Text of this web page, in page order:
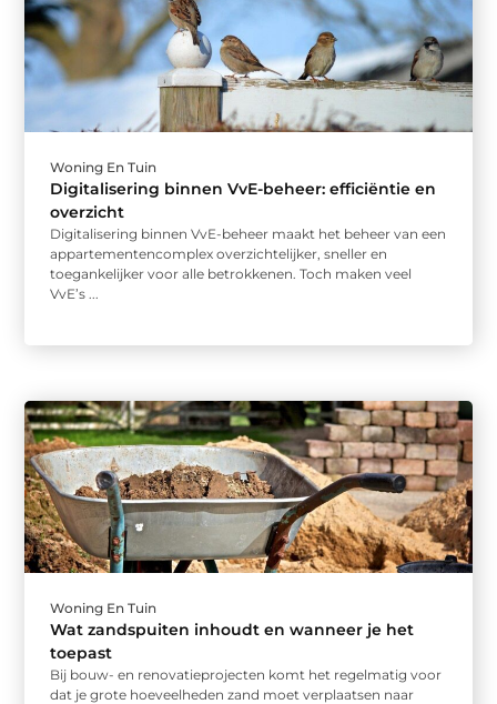
Woning En Tuin
Digitalisering binnen VvE-beheer: efficiëntie en
overzicht
Digitalisering binnen VvE-beheer maakt het beheer van een
appartementencomplex overzichtelijker, sneller en
toegankelijker voor alle betrokkenen. Toch maken veel
VvE’s ...
Woning En Tuin
Wat zandspuiten inhoudt en wanneer je het
toepast
Bij bouw- en renovatieprojecten komt het regelmatig voor
dat je grote hoeveelheden zand moet verplaatsen naar